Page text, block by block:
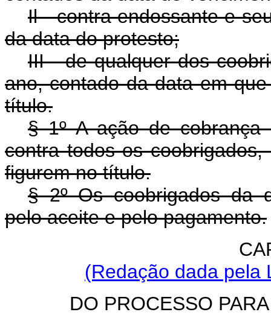
Il - contra endossante e
da data do protesto;
III - de qualquer dos
ano, contado da data em
título.
§ 1º A ação de
contra todos os
figurem no título.
§ 2º Os coobrigados da
pelo aceite e pelo pagamento.
(Redação dada pela
DO PROCESSO